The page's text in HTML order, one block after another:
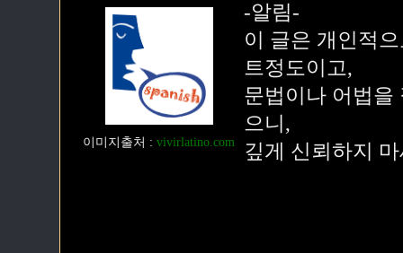
이미지출처 : vivirlatino.com
-알림-
이 글은 개인적
트정도이고,
문법이나 어법을
으니,
깊게 신뢰하지